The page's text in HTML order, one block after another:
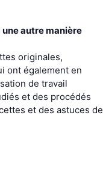
autre manière
originales,
ont également en
de travail
et des procédés
et des astuces de